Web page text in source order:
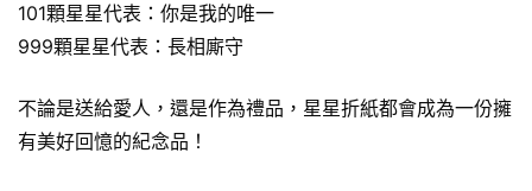
101顆星星代表：你是我的唯一
999顆星星代表：長相廝守
不論是送給愛人，還是作為禮品，星星折紙都會成為一份擁
有美好回憶的紀念品！